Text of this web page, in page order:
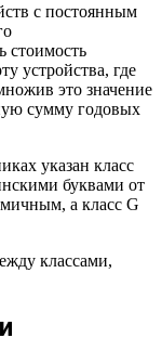
с постоянным
стоимость
устройства, где
это значение
сумму годовых
указан класс
буквами от
а класс G
классами,